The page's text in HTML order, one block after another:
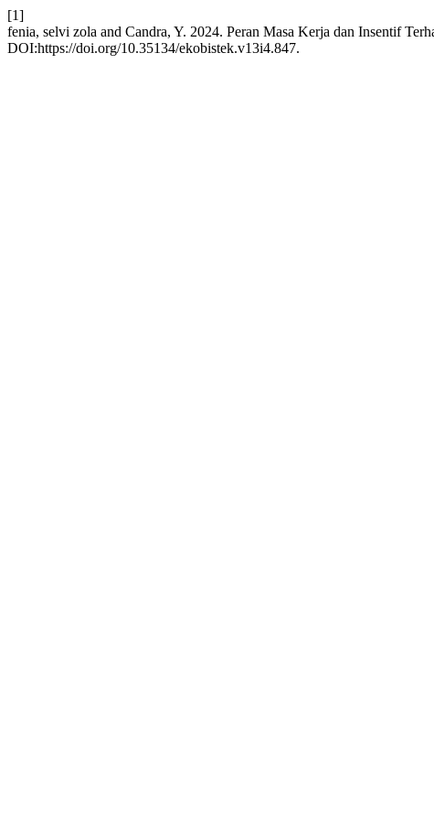
[1]
fenia, selvi zola and Candra, Y. 2024. Peran Masa Kerja dan Insentif
DOI:https://doi.org/10.35134/ekobistek.v13i4.847.